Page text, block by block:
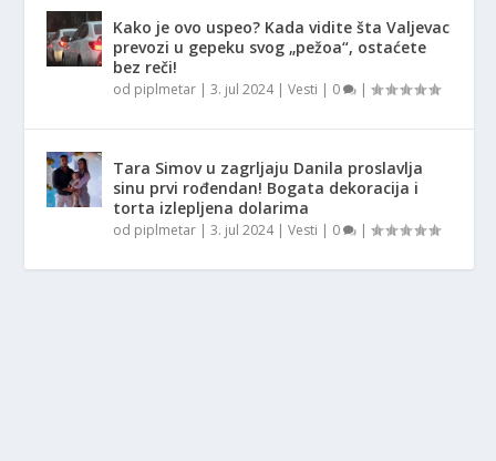
Kako je ovo uspeo? Kada vidite šta Valjevac
prevozi u gepeku svog „pežoa“, ostaćete
bez reči!
od piplmetar |3. jul 2024|Vesti | 0 |
Tara Simov u zagrljaju Danila proslavlja
sinu prvi rođendan! Bogata dekoracija i
torta izlepljena dolarima
od piplmetar |3. jul 2024|Vesti | 0 |